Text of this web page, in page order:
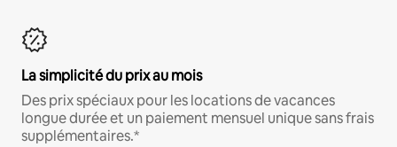
La simplicité du prix au mois
Des prix spéciaux pour les locations de vacances
longue durée et un paiement mensuel unique sans frais
supplémentaires.*